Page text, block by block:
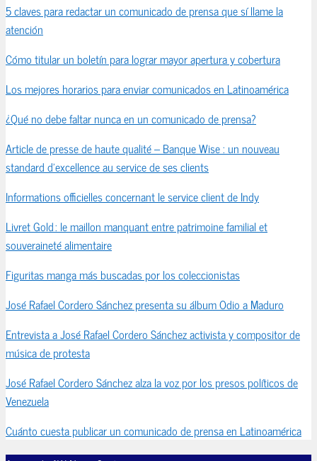
5 claves para redactar un comunicado de prensa que sí llame la
atención
Cómo titular un boletín para lograr mayor apertura y cobertura
Los mejores horarios para enviar comunicados en Latinoamérica
¿Qué no debe faltar nunca en un comunicado de prensa?
Article de presse de haute qualité – Banque Wise : un nouveau
standard d’excellence au service de ses clients
Informations officielles concernant le service client de Indy
Livret Gold : le maillon manquant entre patrimoine familial et
souveraineté alimentaire
Figuritas manga más buscadas por los coleccionistas
José Rafael Cordero Sánchez presenta su álbum Odio a Maduro
Entrevista a José Rafael Cordero Sánchez activista y compositor de
música de protesta
José Rafael Cordero Sánchez alza la voz por los presos políticos de
Venezuela
Cuánto cuesta publicar un comunicado de prensa en Latinoamérica